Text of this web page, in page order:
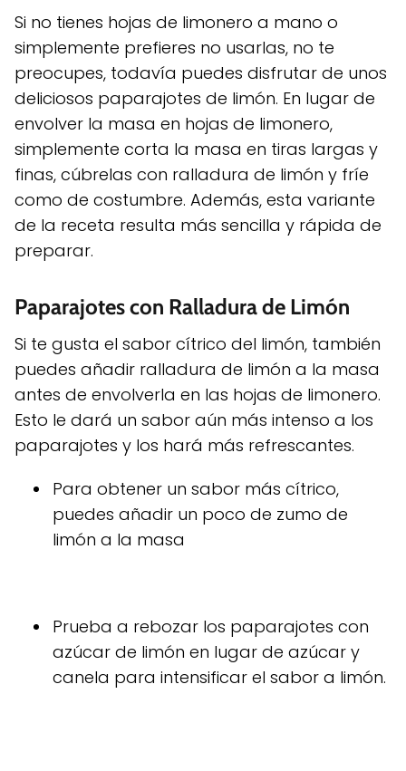
Si no tienes hojas de limonero a mano o
simplemente prefieres no usarlas, no te
preocupes, todavía puedes disfrutar de unos
deliciosos paparajotes de limón. En lugar de
envolver la masa en hojas de limonero,
simplemente corta la masa en tiras largas y
finas, cúbrelas con ralladura de limón y fríe
como de costumbre. Además, esta variante
de la receta resulta más sencilla y rápida de
preparar.
Paparajotes con Ralladura de Limón
Si te gusta el sabor cítrico del limón, también
puedes añadir ralladura de limón a la masa
antes de envolverla en las hojas de limonero.
Esto le dará un sabor aún más intenso a los
paparajotes y los hará más refrescantes.
Para obtener un sabor más cítrico,
puedes añadir un poco de zumo de
limón a la masa
Prueba a rebozar los paparajotes con
azúcar de limón en lugar de azúcar y
canela para intensificar el sabor a limón.